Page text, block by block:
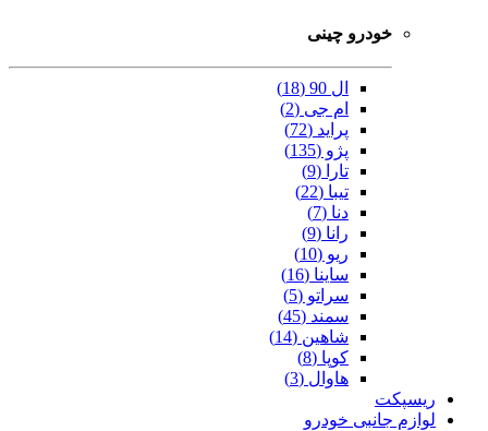
خودرو چینی
ال 90 (18)
ام جی (2)
پراید (72)
پژو (135)
تارا (9)
تیبا (22)
دنا (7)
رانا (9)
ریو (10)
ساینا (16)
سراتو (5)
سمند (45)
شاهین (14)
کوپا (8)
هاوال (3)
ریسپکت
لوازم جانبی خودرو